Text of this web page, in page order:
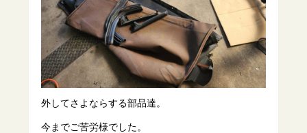
外してさよならする部品達。
今までご苦労様でした。